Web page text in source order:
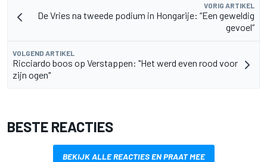
VORIG ARTIKEL
De Vries na tweede podium in Hongarije: “Een geweldig
gevoel”
VOLGEND ARTIKEL
Ricciardo boos op Verstappen: "Het werd even rood voor
zijn ogen"
BESTE REACTIES
BEKIJK ALLE REACTIES EN PRAAT MEE